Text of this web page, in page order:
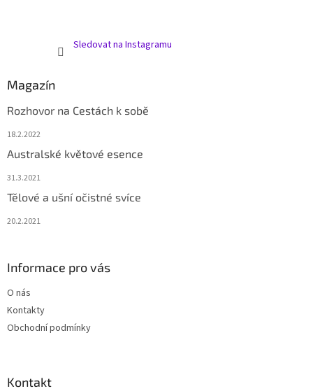
Sledovat na Instagramu
Magazín
Rozhovor na Cestách k sobě
18.2.2022
Australské květové esence
31.3.2021
Tělové a ušní očistné svíce
20.2.2021
Informace pro vás
O nás
Kontakty
Obchodní podmínky
Kontakt